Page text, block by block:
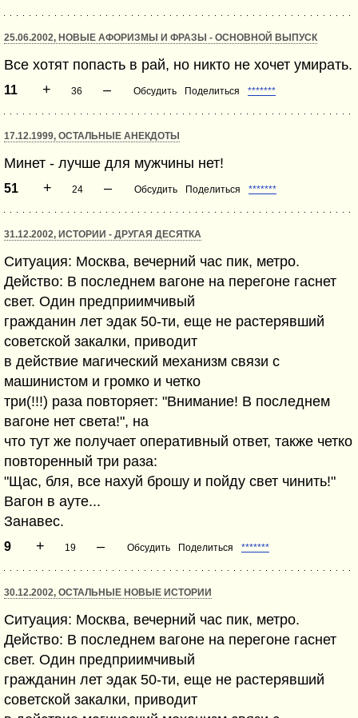
25.06.2002, НОВЫЕ АФОРИЗМЫ И ФРАЗЫ - ОСНОВНОЙ ВЫПУСК
Все хотят попасть в рай, но никто не хочет умирать.
11 + 36 – Обсудить Поделиться *******
17.12.1999, ОСТАЛЬНЫЕ АНЕКДОТЫ
Минет - лучше для мужчины нет!
51 + 24 – Обсудить Поделиться *******
31.12.2002, ИСТОРИИ - ДРУГАЯ ДЕСЯТКА
Ситуация: Москва, вечерний час пик, метро.
Действо: В последнем вагоне на перегоне гаснет
свет. Один предприимчивый
гражданин лет эдак 50-ти, еще не растерявший
советской закалки, приводит
в действие магический механизм связи с
машинистом и громко и четко
три(!!!) раза повторяет: "Внимание! В последнем
вагоне нет света!", на
что тут же получает оперативный ответ, также четко
повторенный три раза:
"Щас, бля, все нахуй брошу и пойду свет чинить!"
Вагон в ауте...
Занавес.
9 + 19 – Обсудить Поделиться *******
30.12.2002, ОСТАЛЬНЫЕ НОВЫЕ ИСТОРИИ
Ситуация: Москва, вечерний час пик, метро.
Действо: В последнем вагоне на перегоне гаснет
свет. Один предприимчивый
гражданин лет эдак 50-ти, еще не растерявший
советской закалки, приводит